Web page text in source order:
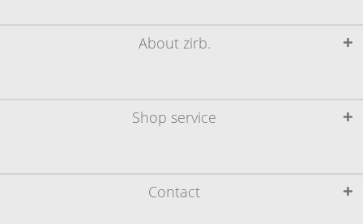
Contact
Shop service
About zirb.